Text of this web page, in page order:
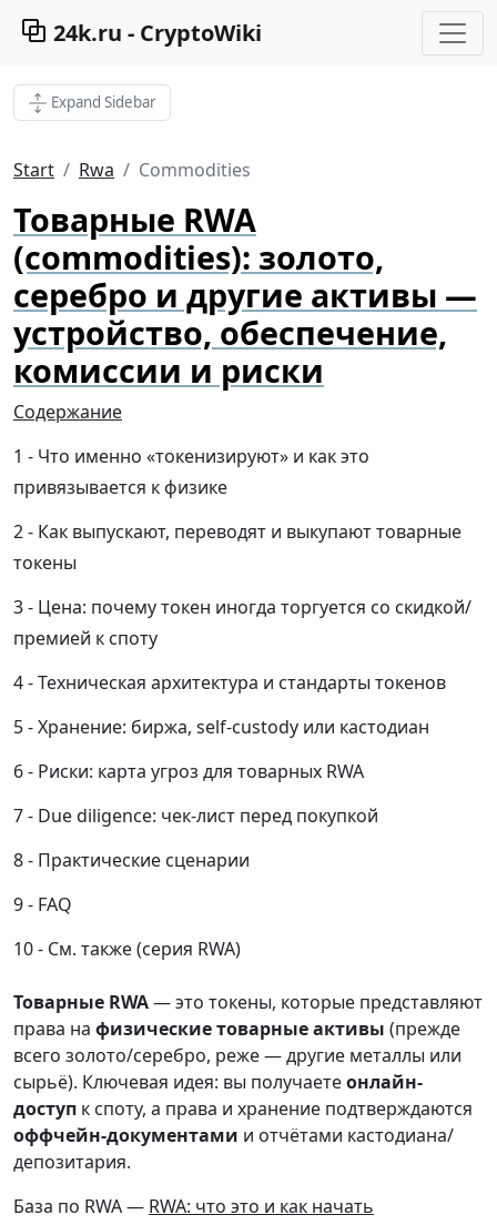
24k.ru - CryptoWiki
Expand Sidebar
Start Rwa Commodities
Товарные RWA
(commodities): золото,
серебро и другие активы —
устройство, обеспечение,
комиссии и риски
Содержание
Что именно «токенизируют» и как это
привязывается к физике
Как выпускают, переводят и выкупают товарные
токены
Цена: почему токен иногда торгуется со скидкой/
премией к споту
Техническая архитектура и стандарты токенов
Хранение: биржа, self-custody или кастодиан
Риски: карта угроз для товарных RWA
Due diligence: чек-лист перед покупкой
Практические сценарии
FAQ
См. также (серия RWA)
Товарные RWA— это токены, которые представляют
права на физические товарные активы (прежде
всего золото/серебро, реже — другие металлы или
сырьё). Ключевая идея: вы получаетеонлайн-
доступ к споту, а права и хранение подтверждаются
оффчейн-документами и отчётами кастодиана/
депозитария.
База по RWA — RWA: что это и как начать